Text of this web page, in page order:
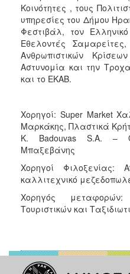
Κοινότητες , τους
υπηρεσίες του Δήμου
Φεστιβάλ, τον
Εθελοντές
Ανθρωπιστικών
Αστυνομία και την
και το ΕΚΑΒ.
Χορηγοί: Super Market
Μαρκάκης, Πλαστικά
K. Badouvas S.A. –
Μπαξεβάνης
Χορηγοί Φιλοξενίας:
καλλιτεχνικό
Χορηγός
Τουριστικών και